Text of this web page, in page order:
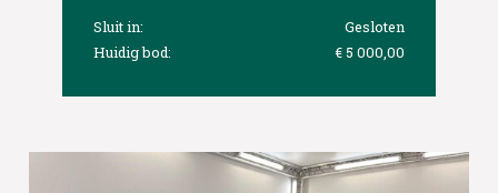
Sluit in:
Gesloten
Huidig bod:
€ 5 000,00